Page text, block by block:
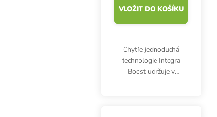
VLOŽIT DO KOŠÍKU
Chytře jednoduchá
technologie Integra
Boost udržuje v